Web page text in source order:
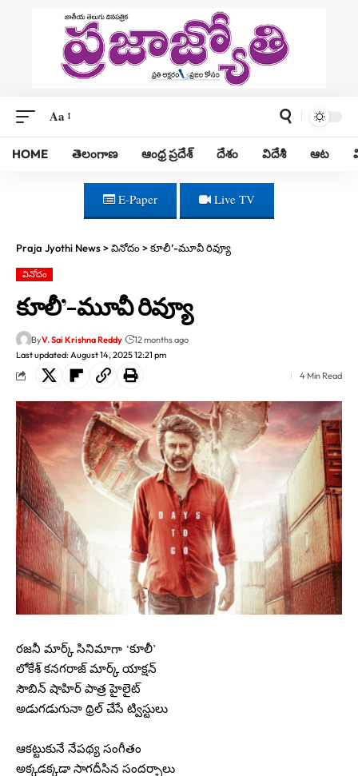
Aa
HOME తెలంగాణ ఆంధ్ర ప్రదేశ్ దేశం విదేశీ ఆట
E-Paper Live TV
Praja Jyothi News>వినోదం>కూలీ’-మూవీ రివ్యూ
వినోదం
కూలీ’-మూవీ రివ్యూ
Last updated: August 14, 2025 12:21 pm
ByV. Sai Krishna Reddy 12 months ago
4 Min Read
రజనీ మార్క్ సినిమాగా ‘కూలీ’
లోకేశ్ కనగరాజ్ మార్క్ యాక్షన్
సౌబిన్ షాహిర్ పాత్ర హైలైట్
అడుగడుగునా థ్రిల్ చేసే ట్విస్టులు
ఆకట్టుకునే నేపథ్య సంగీతం
అక్కడక్కడా సాగదీసిన సందర్భాలు